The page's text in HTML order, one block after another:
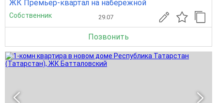
ЖК Премьер-квартал на набережной
Собственник 29.07
Позвонить